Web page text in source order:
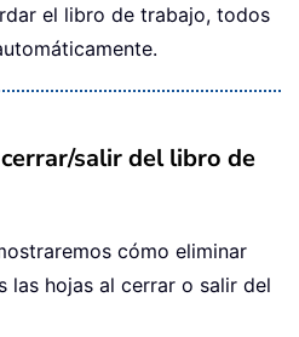
el libro de trabajo, todos
salir del libro de
cómo eliminar
hojas al cerrar o salir del